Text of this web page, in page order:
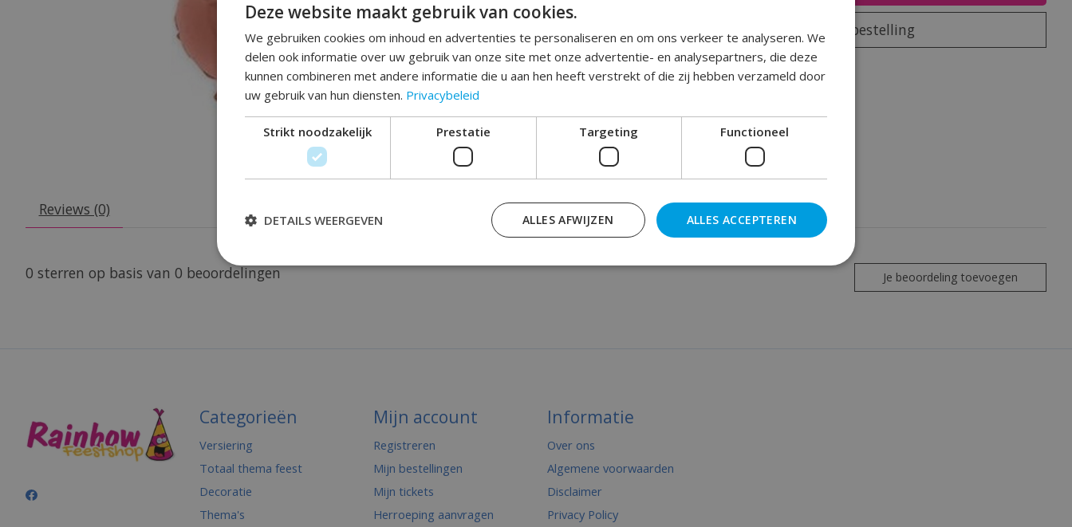
Plaats bestelling
Toevoegen om te vergelijken
Reviews (0)
0 sterren op basis van 0 beoordelingen Je beoordeling toevoegen
Categorieën
Versiering
Totaal thema feest
Decoratie
Thema's
Mijn account
Registreren
Mijn bestellingen
Mijn tickets
Herroeping aanvragen
Informatie
Over ons
Algemene voorwaarden
Disclaimer
Privacy Policy
Deze website maakt gebruik van cookies.
We gebruiken cookies om inhoud en advertenties te personaliseren en om ons verkeer te analyseren. We
delen ook informatie over uw gebruik van onze site met onze advertentie- en analysepartners, die deze
kunnen combineren met andere informatie die u aan hen heeft verstrekt of die zij hebben verzameld door
uw gebruik van hun diensten. Privacybeleid
Strikt noodzakelijk Prestatie Targeting Functioneel
ALLES ACCEPTEREN
ALLES AFWIJZEN
DETAILS WEERGEVEN